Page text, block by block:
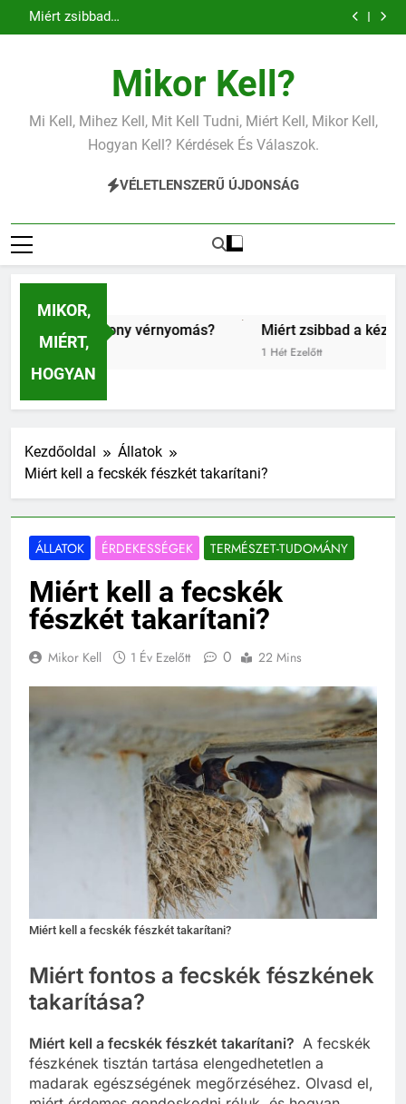
Ugrás
a
Miért fáj a váll?
Miért zsibbad a kéz?
Mit jelent az alacsony vas?
Miért fáj a váll?
Mit jelent az alacsony vérnyomás?
Miért zsibbad a kéz?
Mikor Kell?
Mi Kell, Mihez Kell, Mit Kell Tudni, Miért Kell, Mikor Kell,
Hogyan Kell? Kérdések És Válaszok.
VÉLETLENSZERŰ ÚJDONSÁG
MIKOR,
MIÉRT,
HOGYAN
alacsony vérnyomás? Miért zsibbad a kéz?
1 Hét Ezelőtt
Kezdőoldal
Állatok
Miért kell a fecskék fészkét takarítani?
ÁLLATOK ÉRDEKESSÉGEK TERMÉSZET-TUDOMÁNY
Miért kell a fecskék
fészkét takarítani?
Mikor Kell 1 Év Ezelőtt 0 22 Mins
Miért kell a fecskék fészkét takarítani?
Miért fontos a fecskék fészkének
takarítása?
Miért kell a fecskék fészkét takarítani? A fecskék
fészkének tisztán tartása elengedhetetlen a
madarak egészségének megőrzéséhez. Olvasd el,